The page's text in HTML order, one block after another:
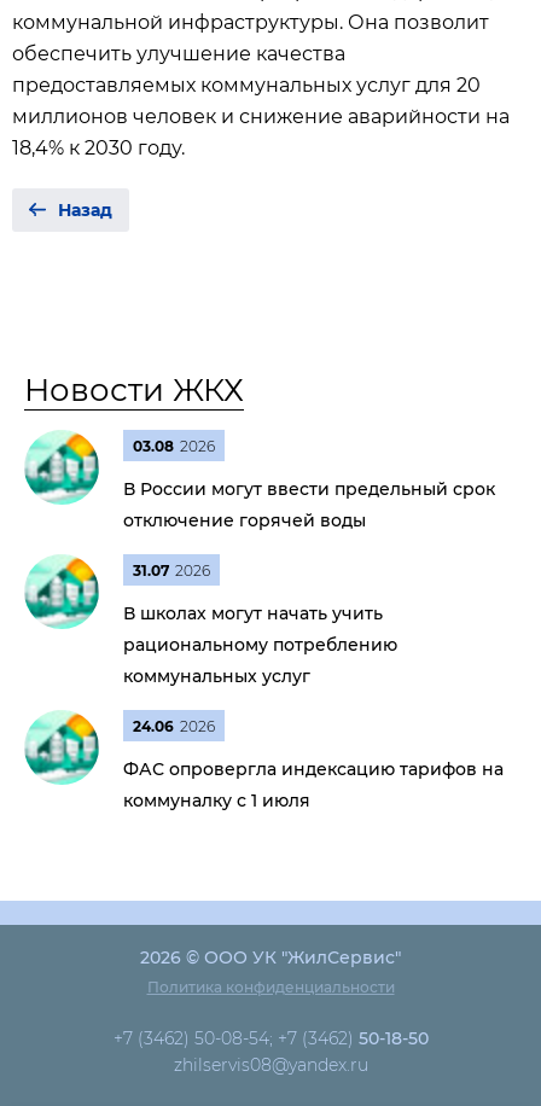
коммунальной инфраструктуры. Она позволит
обеспечить улучшение качества
предоставляемых коммунальных услуг для 20
миллионов человек и снижение аварийности на
18,4% к 2030 году.
Назад
Новости ЖКХ
03.08 2026
В России могут ввести предельный срок
отключение горячей воды
31.07 2026
В школах могут начать учить
рациональному потреблению
коммунальных услуг
24.06 2026
ФАС опровергла индексацию тарифов на
коммуналку с 1 июля
2026 © ООО УК "ЖилСервис"
Политика конфиденциальности
+7 (3462) 50-08-54; +7 (3462) 50-18-50
zhilservis08@yandex.ru